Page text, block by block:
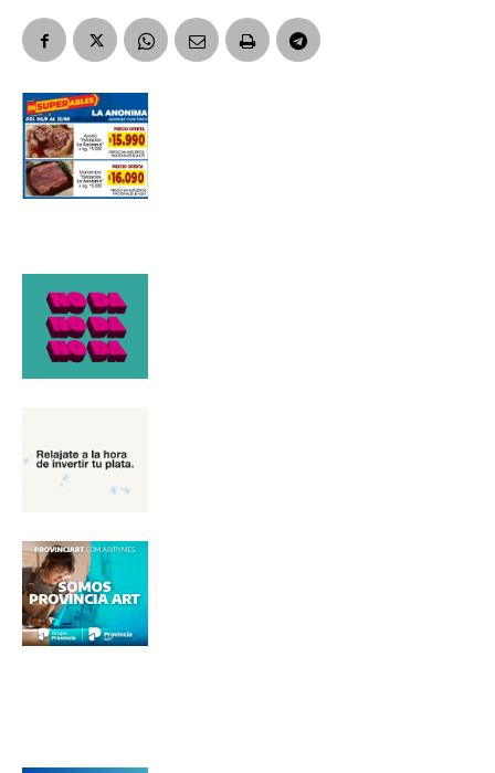
Suscribirme gratis
Dirección de correo electrónico
Nombre
Número de teléfono